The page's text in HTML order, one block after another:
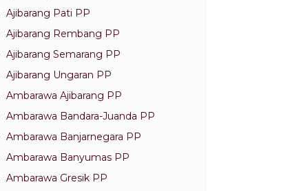
Ajibarang Pati PP
Ajibarang Rembang PP
Ajibarang Semarang PP
Ajibarang Ungaran PP
Ambarawa Ajibarang PP
Ambarawa Bandara-Juanda PP
Ambarawa Banjarnegara PP
Ambarawa Banyumas PP
Ambarawa Gresik PP